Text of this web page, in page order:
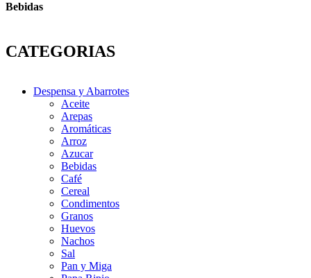
Bebidas
CATEGORIAS
Despensa y Abarrotes
Aceite
Arepas
Aromáticas
Arroz
Azucar
Bebidas
Café
Cereal
Condimentos
Granos
Huevos
Nachos
Sal
Pan y Miga